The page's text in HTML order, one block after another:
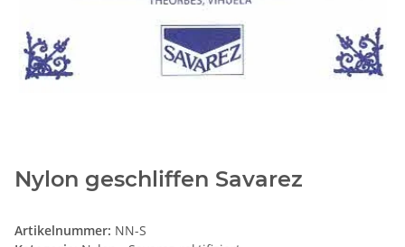
Nylon geschliffen Savarez
Artikelnummer: NN-S